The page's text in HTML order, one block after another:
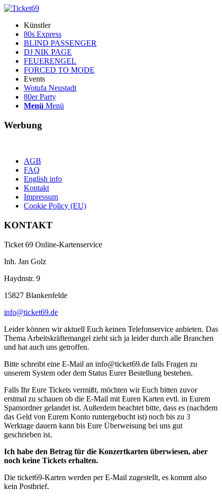
Künstler
80s Express
BLIND PASSENGER
DJ NIK PAGE
FEUERENGEL
FORCED TO MODE
Events
Wotufa Neustadt
80er Party
Menü Menü
Werbung
AGB
FAQ
English info
Kontakt
Impressum
Cookie Policy (EU)
KONTAKT
Ticket 69 Online-Kartenservice
Inh. Jan Golz
Haydnstr. 9
15827 Blankenfelde
info@ticket69.de
Leider können wir aktuell Euch keinen Telefonservice anbieten. Das
Thema Arbeitskräftemangel zieht sich ja leider durch alle Branchen
und hat auch uns getroffen.
Bitte schreibt eine E-Mail an info@ticket69.de falls Fragen zu
unserem System oder dem Status Eurer Bestellung bestehen.
Falls Ihr Eure Tickets vermißt, möchten wir Euch bitten zuvor
erstmal zu schauen ob die E-Mail mit Euren Karten evtl. in Eurem
Spamordner gelandet ist. Außerdem beachtet bitte, dass es (nachdem
das Geld von Eurem Konto runtergebucht ist) noch bis zu 3
Werktage dauern kann bis Eure Überweisung bei uns gut
geschrieben ist.
Ich habe den Betrag für die Konzertkarten überwiesen, aber
noch keine Tickets erhalten.
Die ticket69-Karten werden per E-Mail zugestellt, es kommt also
kein Postbrief.